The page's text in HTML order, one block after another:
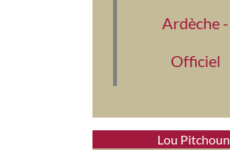
Ardèche -
Officiel
Lou Pitchoun